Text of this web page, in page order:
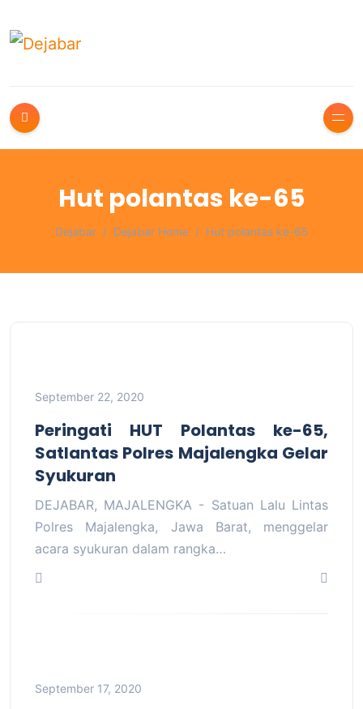
Hut polantas ke-65
Dejabar Dejabar Home Hut polantas ke-65
September 22, 2020
Peringati HUT Polantas ke-65,
Satlantas Polres Majalengka Gelar
Syukuran
DEJABAR, MAJALENGKA - Satuan Lalu Lintas
Polres Majalengka, Jawa Barat, menggelar
acara syukuran dalam rangka…
September 17, 2020